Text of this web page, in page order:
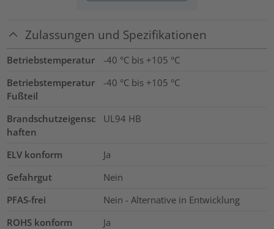
Zulassungen und Spezifikationen
Betriebstemperatur
-40 °C bis +105 °C
Betriebstemperatur
Fußteil
-40 °C bis +105 °C
Brandschutzeigensc
haften
UL94 HB
ELV konform
Ja
Gefahrgut
Nein
PFAS-frei
Nein - Alternative in Entwicklung
ROHS konform
Ja